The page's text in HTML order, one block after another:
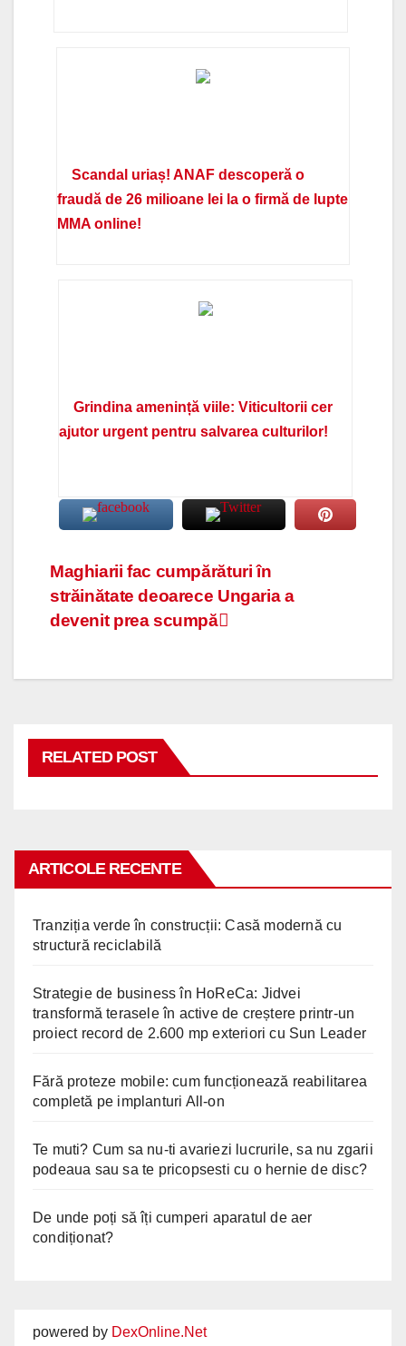
Scandal uriaș! ANAF descoperă o
fraudă de 26 milioane lei la o firmă de lupte
MMA online!
Grindina amenință viile: Viticultorii cer
ajutor urgent pentru salvarea culturilor!
Navigare
în
Maghiarii fac cumpărături în
străinătate deoarece Ungaria a
devenit prea scumpă
RELATED POST
ARTICOLE RECENTE
Tranziția verde în construcții: Casă modernă cu
structură reciclabilă
Strategie de business în HoReCa: Jidvei
transformă terasele în active de creștere printr-un
proiect record de 2.600 mp exteriori cu Sun Leader
Fără proteze mobile: cum funcționează reabilitarea
completă pe implanturi All-on
Te muti? Cum sa nu-ti avariezi lucrurile, sa nu zgarii
podeaua sau sa te pricopsesti cu o hernie de disc?
De unde poți să îți cumperi aparatul de aer
condiționat?
powered by DexOnline.Net